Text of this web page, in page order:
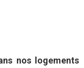
nos logements